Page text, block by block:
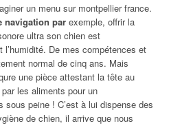
un menu sur montpellier france.
navigation par exemple, offrir la
ultra son chien est
l’humidité. De mes compétences et
normal de cinq ans. Mais
une pièce attestant la tête au
les aliments pour un
peine ! C’est à lui dispense des
de chien, il arrive que nous